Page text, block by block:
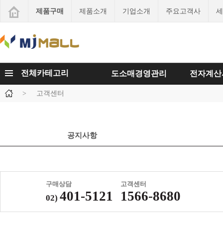
제품구매 제품소개 기업소개 주요고객사
전체카테고리 도소매경영관리 전자계
> 고객센터
공지사항
구매상담
02) 401-5121
고객센터
1566-8680